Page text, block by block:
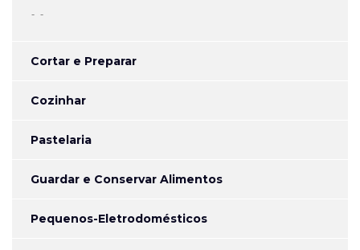
-
Cortar e Preparar
Cozinhar
Pastelaria
Guardar e Conservar Alimentos
Pequenos-Eletrodomésticos